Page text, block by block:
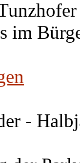
im
-